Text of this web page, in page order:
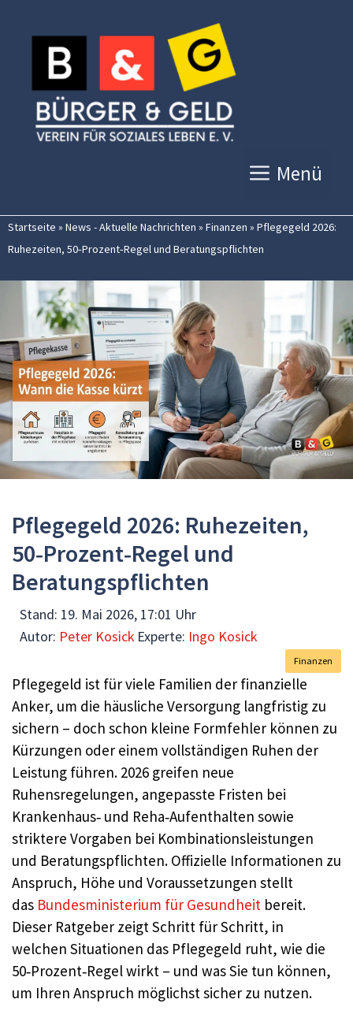
Inhalt
springen
Menü
Startseite » News - Aktuelle Nachrichten » Finanzen » Pflegegeld 2026:
Ruhezeiten, 50‑Prozent‑Regel und Beratungspflichten
Pflegegeld 2026: Ruhezeiten,
50‑Prozent‑Regel und
Beratungspflichten
Stand: 19. Mai 2026, 17:01 Uhr
Autor: Peter Kosick Experte: Ingo Kosick
Finanzen
Pflegegeld ist für viele Familien der finanzielle
Anker, um die häusliche Versorgung langfristig zu
sichern – doch schon kleine Formfehler können zu
Kürzungen oder einem vollständigen Ruhen der
Leistung führen. 2026 greifen neue
Ruhensregelungen, angepasste Fristen bei
Krankenhaus‑ und Reha‑Aufenthalten sowie
striktere Vorgaben bei Kombinationsleistungen
und Beratungspflichten. Offizielle Informationen zu
Anspruch, Höhe und Voraussetzungen stellt
das Bundesministerium für Gesundheit bereit.
Dieser Ratgeber zeigt Schritt für Schritt, in
welchen Situationen das Pflegegeld ruht, wie die
50‑Prozent‑Regel wirkt – und was Sie tun können,
um Ihren Anspruch möglichst sicher zu nutzen.